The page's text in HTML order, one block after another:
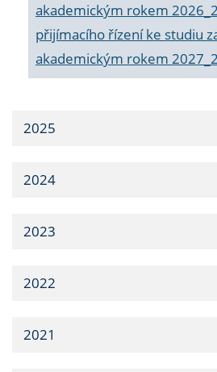
akademickým rokem
přijímacího řízení ke studiu
akademickým rokem
2025
2024
2023
2022
2021